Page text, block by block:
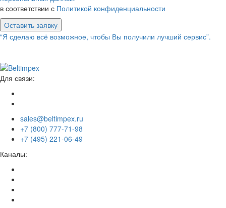
в соответствии с Политикой конфиденциальности
Оставить заявку
“Я сделаю всё возможное, чтобы Вы получили лучший сервис”.
Для связи:
sales@beltimpex.ru
+7 (800) 777-71-98
+7 (495) 221-06-49
Каналы: